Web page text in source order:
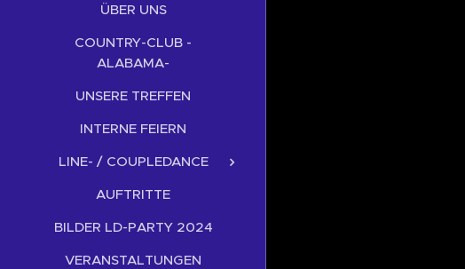
ÜBER UNS
COUNTRY-CLUB -
ALABAMA-
UNSERE TREFFEN
INTERNE FEIERN
LINE- / COUPLEDANCE
AUFTRITTE
BILDER LD-PARTY 2024
VERANSTALTUNGEN